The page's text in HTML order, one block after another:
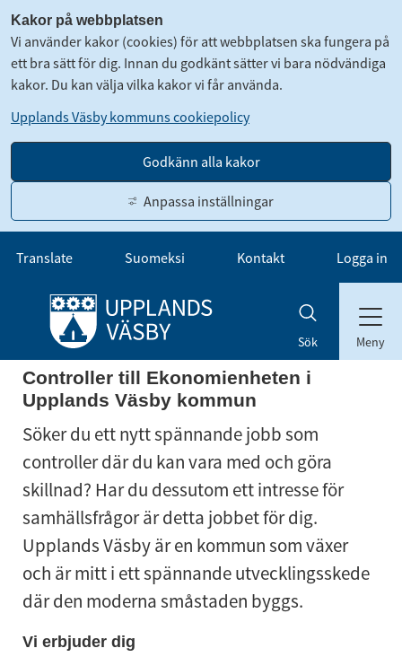
Kakor på webbplatsen
Vi använder kakor (cookies) för att webbplatsen ska fungera på
ett bra sätt för dig. Innan du godkänt sätter vi bara nödvändiga
kakor. Du kan välja vilka kakor vi får använda.
Upplands Väsby kommuns cookiepolicy
Godkänn alla kakor
Anpassa inställningar
Gå till innehåll
Translate Suomeksi Kontakt Logga in
Sök Meny
Controller till Ekonomienheten i
Upplands Väsby kommun
Söker du ett nytt spännande jobb som
controller där du kan vara med och göra
skillnad? Har du dessutom ett intresse för
samhällsfrågor är detta jobbet för dig.
Upplands Väsby är en kommun som växer
och är mitt i ett spännande utvecklingsskede
där den moderna småstaden byggs.
Vi erbjuder dig